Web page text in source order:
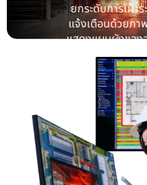
ยกระดับการเฝ้า
แจ้งเตือนด้วยภ
แสดงแผนผังขอ
ดูเ